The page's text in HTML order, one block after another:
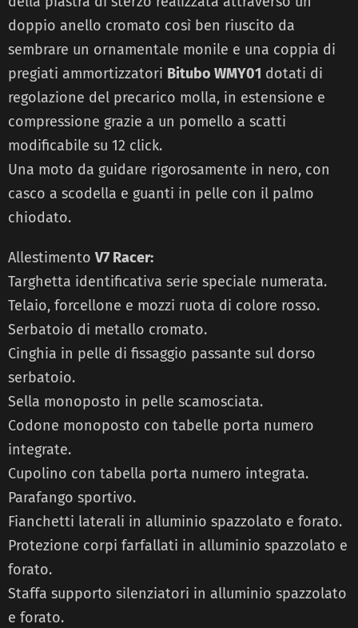
doppio anello cromato così ben riuscito da
sembrare un ornamentale monile e una coppia di
pregiati ammortizzatori Bitubo WMY01 dotati di
regolazione del precarico molla, in estensione e
compressione grazie a un pomello a scatti
modificabile su 12 click.
Una moto da guidare rigorosamente in nero, con
casco a scodella e guanti in pelle con il palmo
chiodato.
Allestimento V7 Racer:
Targhetta identificativa serie speciale numerata.
Telaio, forcellone e mozzi ruota di colore rosso.
Serbatoio di metallo cromato.
Cinghia in pelle di fissaggio passante sul dorso
serbatoio.
Sella monoposto in pelle scamosciata.
Codone monoposto con tabelle porta numero
integrate.
Cupolino con tabella porta numero integrata.
Parafango sportivo.
Fianchetti laterali in alluminio spazzolato e forato.
Protezione corpi farfallati in alluminio spazzolato e
forato.
Staffa supporto silenziatori in alluminio spazzolato
e forato.